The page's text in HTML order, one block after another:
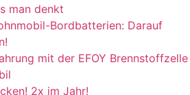
man denkt
Bordbatterien: Darauf
mit der EFOY Brennstoffzelle
2x im Jahr!